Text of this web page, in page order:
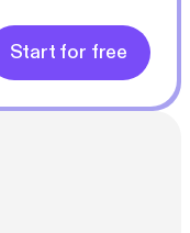
Start for free